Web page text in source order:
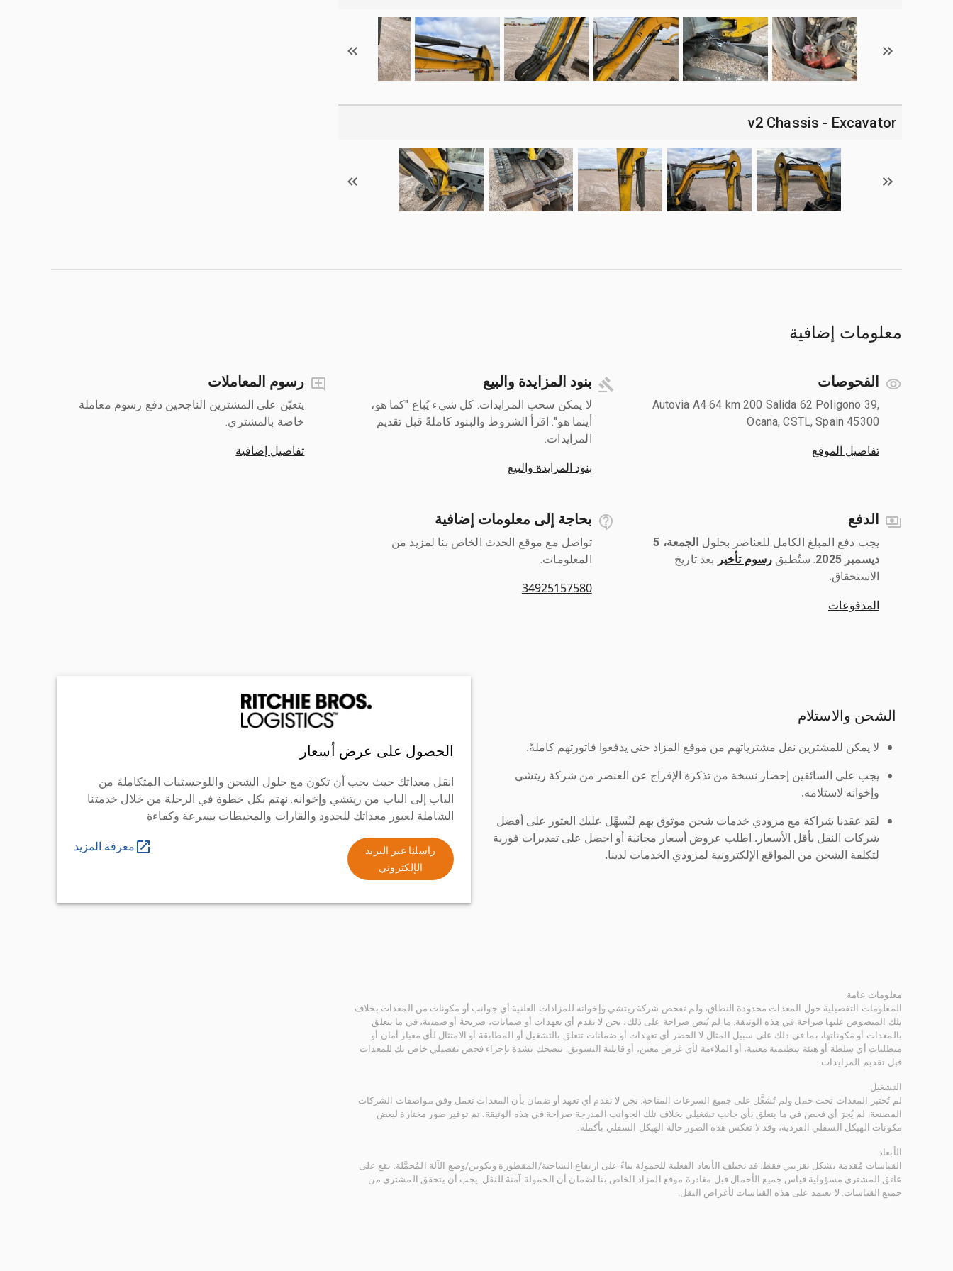
v2 Chassis - Excavator
معلومات إضافية
الفحوصات
Autovia A4 64 km 200 Salida 62 Poligono 39,
Ocana, CSTL, Spain 45300
تفاصيل الموقع
بنود المزايدة والبيع
لا يمكن سحب المزايدات. كل شيء يُباع "كما هو،
أينما هو". اقرأ الشروط والبنود كاملةً قبل تقديم
المزايدات.
بنود المزايدة والبيع
رسوم المعاملات
يتعيّن على المشترين الناجحين دفع رسوم معاملة
خاصة بالمشتري.
تفاصيل إضافية
الدفع
يجب دفع المبلغ الكامل للعناصر بحلول ‎
الجمعة، 5
ديسمبر 2025
‎. ستُطبق رسوم تأخير بعد تاريخ
الاستحقاق.
المدفوعات
بحاجة إلى معلومات إضافية
تواصل مع موقع الحدث الخاص بنا لمزيد من
المعلومات.
34925157580
الشحن والاستلام
لا يمكن للمشترين نقل مشترياتهم من موقع المزاد حتى يدفعوا فاتورتهم كاملةً.
يجب على السائقين إحضار نسخة من تذكرة الإفراج عن العنصر من شركة ريتشي
وإخوانه لاستلامه.
لقد عقدنا شراكة مع مزودي خدمات شحن موثوق بهم لنُسهِّل عليك العثور على أفضل
شركات النقل بأقل الأسعار. اطلب عروض أسعار مجانية أو احصل على تقديرات فورية
لتكلفة الشحن من المواقع الإلكترونية لمزودي الخدمات لدينا.
الحصول على عرض أسعار
انقل معداتك حيث يجب أن تكون مع حلول الشحن واللوجستيات المتكاملة من
الباب إلى الباب من ريتشي وإخوانه. نهتم بكل خطوة في الرحلة من خلال خدمتنا
الشاملة لعبور معداتك للحدود والقارات والمحيطات بسرعة وكفاءة
راسلنا عبر البريد
الإلكتروني
معرفة المزيد
معلومات عامة
المعلومات التفصيلية حول المعدات محدودة النطاق، ولم تفحص شركة ريتشي وإخوانه للمزادات العلنية أي جوانب أو مكونات من المعدات بخلاف
تلك المنصوص عليها صراحة في هذه الوثيقة. ما لم يُنص صراحة على ذلك، نحن لا نقدم أي تعهدات أو ضمانات، صريحة أو ضمنية، في ما يتعلق
بالمعدات أو مكوناتها، بما في ذلك على سبيل المثال لا الحصر أي تعهدات أو ضمانات تتعلق بالتشغيل أو المطابقة أو الامتثال لأي معيار أمان أو
متطلبات أي سلطة أو هيئة تنظيمية معنية، أو الملاءمة لأي غرض معين، أو قابلية التسويق. ننصحك بشدة بإجراء فحص تفصيلي خاص بك للمعدات
قبل تقديم المزايدات.
التشغيل
لم تُختبر المعدات تحت حمل ولم تُشغَّل على جميع السرعات المتاحة. نحن لا نقدم أي تعهد أو ضمان بأن المعدات تعمل وفق مواصفات الشركات
المصنعة. لم يُجرَ أي فحص في ما يتعلق بأي جانب تشغيلي بخلاف تلك الجوانب المدرجة صراحة في هذه الوثيقة. تم توفير صور مختارة لبعض
مكونات الهيكل السفلي الفردية، وقد لا تعكس هذه الصور حالة الهيكل السفلي بأكمله.
الأبعاد
القياسات مُقدمة بشكل تقريبي فقط. قد تختلف الأبعاد الفعلية للحمولة بناءً على ارتفاع الشاحنة/المقطورة وتكوين/وضع الآلة المُحمَّلة. تقع على
عاتق المشتري مسؤولية قياس جميع الأحمال قبل مغادرة موقع المزاد الخاص بنا لضمان أن الحمولة آمنة للنقل. يجب أن يتحقق المشتري من
جميع القياسات. لا تعتمد على هذه القياسات لأغراض النقل.